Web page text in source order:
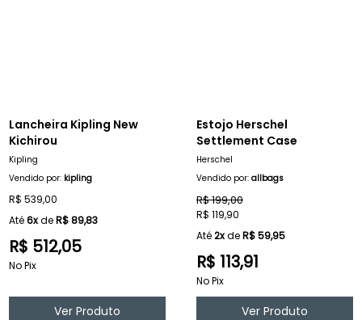
Lancheira Kipling New
Kichirou
Kipling
Vendido por: kipling
R$ 539,00
Até6xdeR$ 89,83
R$ 512,05
No Pix
Ver Produto
Estojo Herschel
Settlement Case
Herschel
Vendido por: allbags
R$ 199,00
R$ 119,90
Até2xdeR$ 59,95
R$ 113,91
No Pix
Ver Produto